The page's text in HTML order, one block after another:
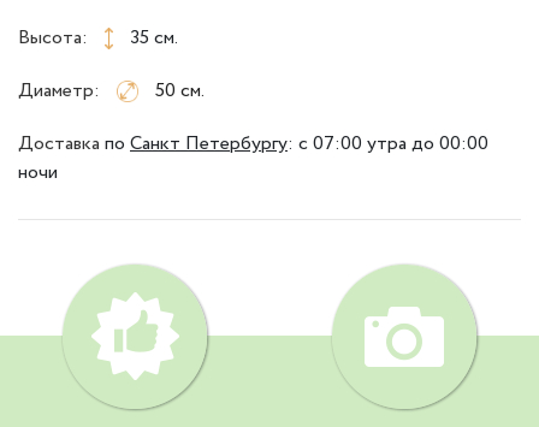
Высота:
35 см.
Диаметр:
50 см.
Доставка по Санкт Петербургу: с 07:00 утра до 00:00
ночи